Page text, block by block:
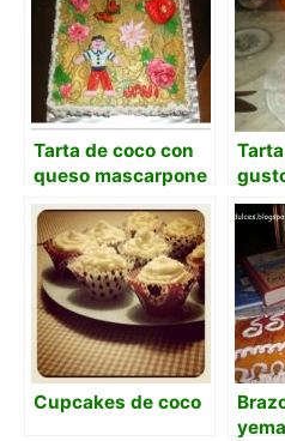
Tarta de coco con
queso mascarpone
Cupcakes de coco